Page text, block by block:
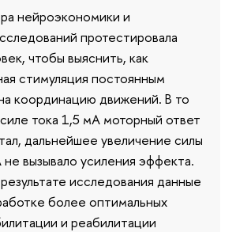
нейроэкономики и
протестировала
чтобы выяснить, как
стимуляция постоянным
координацию движений. В то
тока 1,5 мА моторный ответ
дальнейшее увеличение силы
вызывало усиления эффекта.
исследования данные
более оптимальных
и реабилитации